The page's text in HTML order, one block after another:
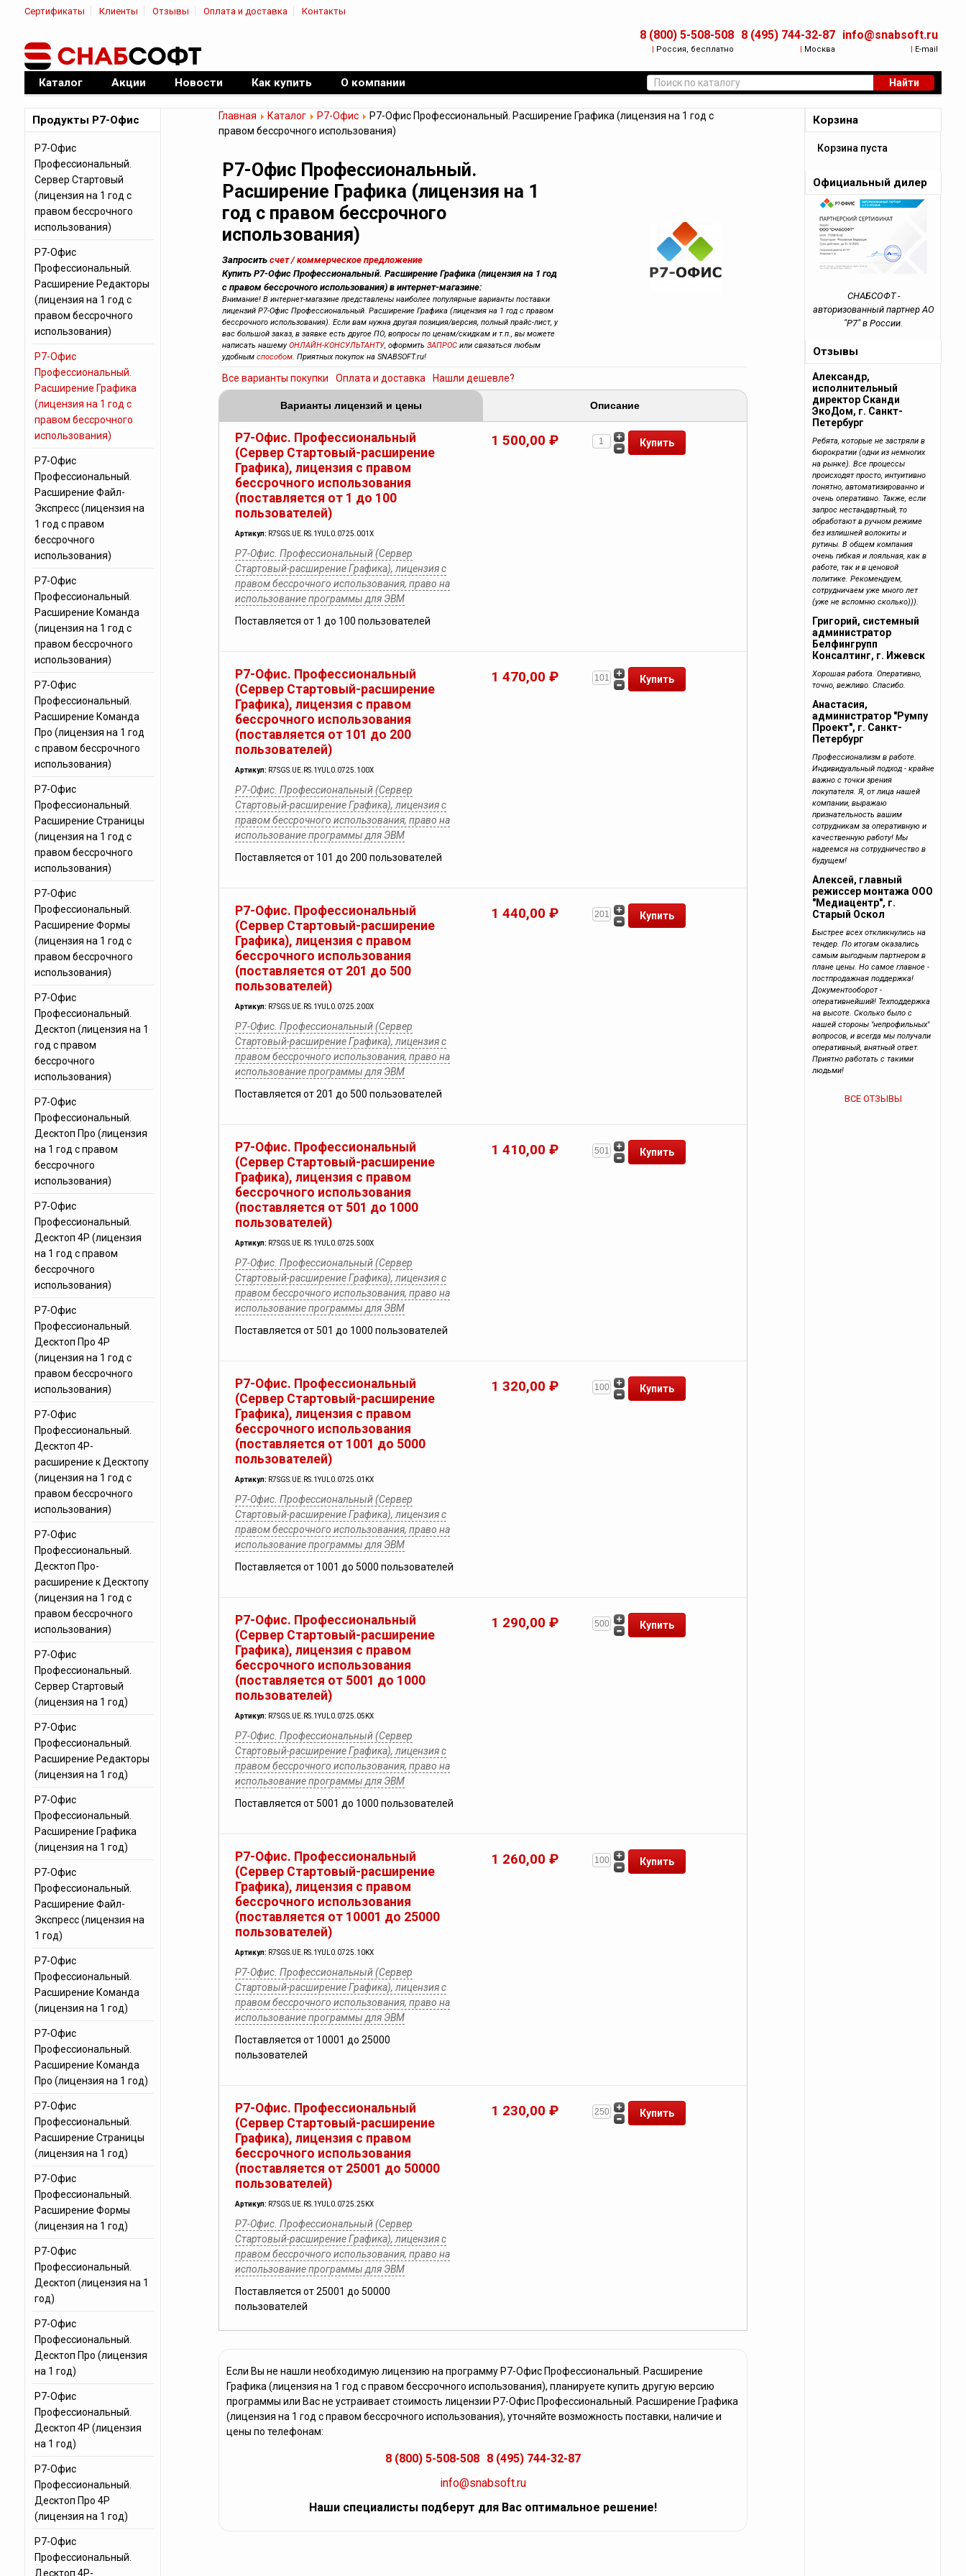
Сертификаты Клиенты Отзывы Оплата и доставка Контакты
8 (800) 5-508-508
| Россия, бесплатно
8 (495) 744-32-87
| Москва
info@snabsoft.ru
| E-mail
Официальный дилер ПО
Каталог Акции Новости Как купить О компании Найти
Главная Каталог Р7-Офис
Р7-Офис Профессиональный. Расширение Графика (лицензия на 1 год с
правом бессрочного использования)
Р7-Офис Профессиональный.
Расширение Графика (лицензия на 1
год с правом бессрочного
использования)
Запросить счет / коммерческое предложение
Купить Р7-Офис Профессиональный. Расширение Графика (лицензия на 1 год
с правом бессрочного использования) в интернет-магазине:
Внимание! В интернет-магазине представлены наиболее популярные варианты поставки
лицензий Р7-Офис Профессиональный. Расширение Графика (лицензия на 1 год с правом
бессрочного использования). Если вам нужна другая позиция/версия, полный прайс-лист, у
вас большой заказ, в заявке есть другое ПО, вопросы по ценам/скидкам и т.п., вы можете
написать нашемуОНЛАЙН-КОНСУЛЬТАНТУ, оформить ЗАПРОСили связаться любым
удобным способом. Приятных покупок на SNABSOFT.ru!
Все варианты покупки Оплата и доставка Нашли дешевле?
Варианты лицензий и цены Описание
Р7-Офис. Профессиональный
(Сервер Стартовый-расширение
Графика), лицензия с правом
бессрочного использования
(поставляется от 1 до 100
пользователей)
Артикул: R7SGS.UE.RS.1YUL0.0725.001X
Р7-Офис. Профессиональный (Сервер
Стартовый-расширение Графика), лицензия с
правом бессрочного использования, право на
использование программы для ЭВМ
Поставляется от 1 до 100 пользователей
1 500,00 ₽
Р7-Офис. Профессиональный
(Сервер Стартовый-расширение
Графика), лицензия с правом
бессрочного использования
(поставляется от 101 до 200
пользователей)
Артикул: R7SGS.UE.RS.1YUL0.0725.100X
Р7-Офис. Профессиональный (Сервер
Стартовый-расширение Графика), лицензия с
правом бессрочного использования, право на
использование программы для ЭВМ
Поставляется от 101 до 200 пользователей
1 470,00 ₽
Р7-Офис. Профессиональный
(Сервер Стартовый-расширение
Графика), лицензия с правом
бессрочного использования
(поставляется от 201 до 500
пользователей)
Артикул: R7SGS.UE.RS.1YUL0.0725.200X
Р7-Офис. Профессиональный (Сервер
Стартовый-расширение Графика), лицензия с
правом бессрочного использования, право на
использование программы для ЭВМ
Поставляется от 201 до 500 пользователей
1 440,00 ₽
Р7-Офис. Профессиональный
(Сервер Стартовый-расширение
Графика), лицензия с правом
бессрочного использования
(поставляется от 501 до 1000
пользователей)
Артикул: R7SGS.UE.RS.1YUL0.0725.500X
Р7-Офис. Профессиональный (Сервер
Стартовый-расширение Графика), лицензия с
правом бессрочного использования, право на
использование программы для ЭВМ
Поставляется от 501 до 1000 пользователей
1 410,00 ₽
Р7-Офис. Профессиональный
(Сервер Стартовый-расширение
Графика), лицензия с правом
бессрочного использования
(поставляется от 1001 до 5000
пользователей)
Артикул: R7SGS.UE.RS.1YUL0.0725.01KX
Р7-Офис. Профессиональный (Сервер
Стартовый-расширение Графика), лицензия с
правом бессрочного использования, право на
использование программы для ЭВМ
Поставляется от 1001 до 5000 пользователей
1 320,00 ₽
Р7-Офис. Профессиональный
(Сервер Стартовый-расширение
Графика), лицензия с правом
бессрочного использования
(поставляется от 5001 до 1000
пользователей)
Артикул: R7SGS.UE.RS.1YUL0.0725.05KX
Р7-Офис. Профессиональный (Сервер
Стартовый-расширение Графика), лицензия с
правом бессрочного использования, право на
использование программы для ЭВМ
Поставляется от 5001 до 1000 пользователей
1 290,00 ₽
Р7-Офис. Профессиональный
(Сервер Стартовый-расширение
Графика), лицензия с правом
бессрочного использования
(поставляется от 10001 до 25000
пользователей)
Артикул: R7SGS.UE.RS.1YUL0.0725.10KX
Р7-Офис. Профессиональный (Сервер
Стартовый-расширение Графика), лицензия с
правом бессрочного использования, право на
использование программы для ЭВМ
Поставляется от 10001 до 25000
пользователей
1 260,00 ₽
Р7-Офис. Профессиональный
(Сервер Стартовый-расширение
Графика), лицензия с правом
бессрочного использования
(поставляется от 25001 до 50000
пользователей)
Артикул: R7SGS.UE.RS.1YUL0.0725.25KX
Р7-Офис. Профессиональный (Сервер
Стартовый-расширение Графика), лицензия с
правом бессрочного использования, право на
использование программы для ЭВМ
Поставляется от 25001 до 50000
пользователей
1 230,00 ₽
Если Вы не нашли необходимую лицензию на программу Р7-Офис Профессиональный. Расширение
Графика (лицензия на 1 год с правом бессрочного использования), планируете купить другую версию
программы или Вас не устраивает стоимость лицензии Р7-Офис Профессиональный. Расширение Графика
(лицензия на 1 год с правом бессрочного использования), уточняйте возможность поставки, наличие и
цены по телефонам:
8 (800) 5-508-508 8 (495) 744-32-87
info@snabsoft.ru
Наши специалисты подберут для Вас оптимальное решение!
Продукты Р7-Офис
Р7-Офис
Профессиональный.
Сервер Стартовый
(лицензия на 1 год с
правом бессрочного
использования)
Р7-Офис
Профессиональный.
Расширение Редакторы
(лицензия на 1 год с
правом бессрочного
использования)
Р7-Офис
Профессиональный.
Расширение Графика
(лицензия на 1 год с
правом бессрочного
использования)
Р7-Офис
Профессиональный.
Расширение Файл-
Экспресс (лицензия на
1 год с правом
бессрочного
использования)
Р7-Офис
Профессиональный.
Расширение Команда
(лицензия на 1 год с
правом бессрочного
использования)
Р7-Офис
Профессиональный.
Расширение Команда
Про (лицензия на 1 год
с правом бессрочного
использования)
Р7-Офис
Профессиональный.
Расширение Страницы
(лицензия на 1 год с
правом бессрочного
использования)
Р7-Офис
Профессиональный.
Расширение Формы
(лицензия на 1 год с
правом бессрочного
использования)
Р7-Офис
Профессиональный.
Десктоп (лицензия на 1
год с правом
бессрочного
использования)
Р7-Офис
Профессиональный.
Десктоп Про (лицензия
на 1 год с правом
бессрочного
использования)
Р7-Офис
Профессиональный.
Десктоп 4Р (лицензия
на 1 год с правом
бессрочного
использования)
Р7-Офис
Профессиональный.
Десктоп Про 4Р
(лицензия на 1 год с
правом бессрочного
использования)
Р7-Офис
Профессиональный.
Десктоп 4Р-
расширение к Десктопу
(лицензия на 1 год с
правом бессрочного
использования)
Р7-Офис
Профессиональный.
Десктоп Про-
расширение к Десктопу
(лицензия на 1 год с
правом бессрочного
использования)
Р7-Офис
Профессиональный.
Сервер Стартовый
(лицензия на 1 год)
Р7-Офис
Профессиональный.
Расширение Редакторы
(лицензия на 1 год)
Р7-Офис
Профессиональный.
Расширение Графика
(лицензия на 1 год)
Р7-Офис
Профессиональный.
Расширение Файл-
Экспресс (лицензия на
1 год)
Р7-Офис
Профессиональный.
Расширение Команда
(лицензия на 1 год)
Р7-Офис
Профессиональный.
Расширение Команда
Про (лицензия на 1 год)
Р7-Офис
Профессиональный.
Расширение Страницы
(лицензия на 1 год)
Р7-Офис
Профессиональный.
Расширение Формы
(лицензия на 1 год)
Р7-Офис
Профессиональный.
Десктоп (лицензия на 1
год)
Р7-Офис
Профессиональный.
Десктоп Про (лицензия
на 1 год)
Р7-Офис
Профессиональный.
Десктоп 4Р (лицензия
на 1 год)
Р7-Офис
Профессиональный.
Десктоп Про 4Р
(лицензия на 1 год)
Р7-Офис
Профессиональный.
Десктоп 4Р-
Корзина
Корзина пуста
Официальный дилер
СНАБСОФТ -
авторизованный партнер АО
"Р7" в России.
Отзывы
Александр,
исполнительный
директор Сканди
ЭкоДом, г. Санкт-
Петербург
Ребята, которые не застряли в
бюрократии (одни из немногих
на рынке). Все процессы
происходят просто, интуитивно
понятно, автоматизированно и
очень оперативно. Также, если
запрос нестандартный, то
обработают в ручном режиме
без излишней волокиты и
рутины. В общем компания
очень гибкая и лояльная, как в
работе, так и в ценовой
политике. Рекомендуем,
сотрудничаем уже много лет
(уже не вспомню сколько))).
Григорий, системный
администратор
Белфингрупп
Консалтинг, г. Ижевск
Хорошая работа. Оперативно,
точно, вежливо. Спасибо.
Анастасия,
администратор "Румпу
Проект", г. Санкт-
Петербург
Профессионализм в работе.
Индивидуальный подход - крайне
важно с точки зрения
покупателя. Я, от лица нашей
компании, выражаю
признательность вашим
сотрудникам за оперативную и
качественную работу! Мы
надеемся на сотрудничество в
будущем!
Алексей, главный
режиссер монтажа ООО
"Медиацентр", г.
Старый Оскол
Быстрее всех откликнулись на
тендер. По итогам оказались
самым выгодным партнером в
плане цены. Но самое главное -
постпродажная поддержка!
Документооборот -
оперативнейший! Техподдержка
на высоте. Сколько было с
нашей стороны "непрофильных"
вопросов, и всегда мы получали
оперативный, внятный ответ.
Приятно работать с такими
людьми!
ВСЕ ОТЗЫВЫ